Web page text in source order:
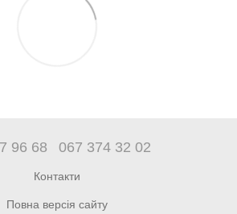
96 68 067 374 32 02
Контакти
Повна версія сайту